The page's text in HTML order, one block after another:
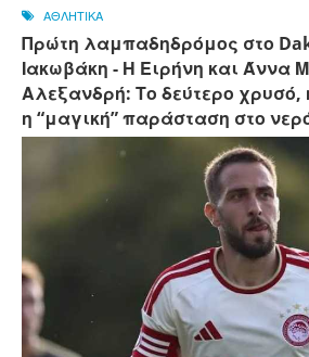
ΑΘΛΗΤΙΚΑ
Πρώτη λαμπαδηδρόμος στο
Ιακωβάκη - Η Ειρήνη και Άννα
Αλεξανδρή: Το δεύτερο χρυσό,
η “μαγική” παράσταση στο